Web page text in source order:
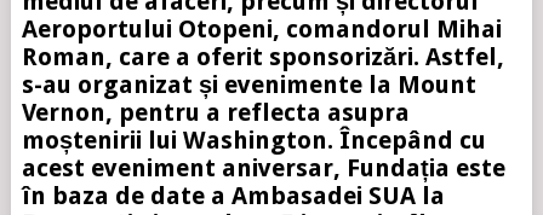
Aeroportului Otopeni, comandorul Mihai
Roman, care a oferit sponsorizări. Astfel,
s-au organizat și evenimente la Mount
Vernon, pentru a reflecta asupra
moștenirii lui Washington. Începând cu
acest eveniment aniversar, Fundația este
în baza de date a Ambasadei SUA la